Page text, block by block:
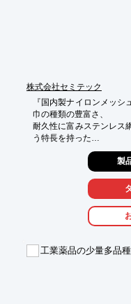
株式会社セミテック
『国内製ナイロンメッシ
巾の種類の豊富さ、
耐久性に富みステンレス
う特長を持った
ナイロン(PA)メッシュで
国内メーカー品は規格物
織など大量生産ロットに
対応いたします。 日々
してまいります。
■巾の種類が豊富
製
工業薬品の少量多品